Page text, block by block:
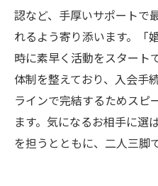
認など、手厚いサポートで
れるよう寄り添います。「
時に素早く活動をスタート
体制を整えており、入会手
ラインで完結するためスピ
ます。気になるお相手に選
を担うとともに、二人三脚